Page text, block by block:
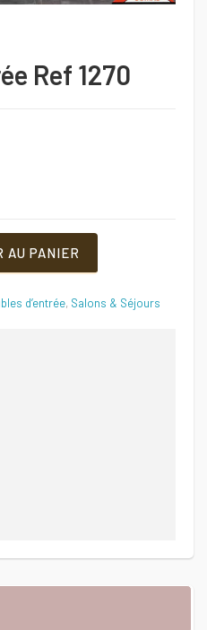
Ref 1270
:
AU PANIER
d’entrée, Salons & Séjours